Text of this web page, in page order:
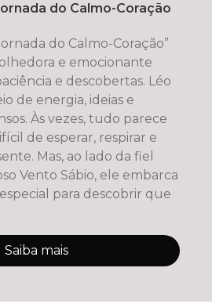
do Calmo-Coração
do Calmo-Coração”
e emocionante
e descobertas. Léo
de energia, ideias e
Às vezes, tudo parece
de esperar, respirar e
Mas, ao lado da fiel
Vento Sábio, ele embarca
para descobrir que
Saiba mais